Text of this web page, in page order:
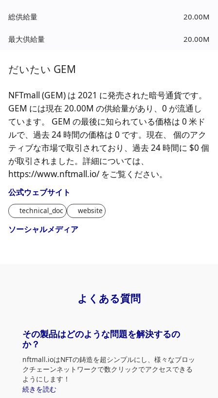
総供給量 20.00M
最大供給量 20.00M
だいたい GEM
NFTmall (GEM) は 2021 に発売された暗号通貨です。
GEM には現在 20.00M の供給量があり、0 が流通し
ています。 GEM の最後に知られている価格は 0 米ド
ルで、過去 24 時間の価格は 0 です。現在、 個のアク
ティブな市場で取引されており、過去 24 時間に $0 個
が取引されました。詳細については、
https://www.nftmall.io/ をご覧ください。
公式ウェブサイト
technical_doc website
ソーシャルメディア
よくある質問
その製品はどのような問題を解決するの
か？
nftmall.ioはNFTの鋳造を超シンプルにし、様々なブロッ
クチェーンネットワークで数クリックでアクセスできる
ようにします！
様々なブロックチェーンで鋳造されたNFTやNFTコレク
続きを読む